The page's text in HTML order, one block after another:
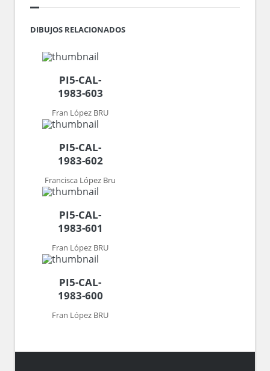
DIBUJOS RELACIONADOS
PI5-CAL-
1983-603
Fran López BRU
PI5-CAL-
1983-602
Francisca López Bru
PI5-CAL-
1983-601
Fran López BRU
PI5-CAL-
1983-600
Fran López BRU